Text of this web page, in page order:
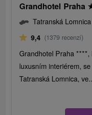
Grandhotel Praha
Tatranská Lomnica
9,4 (1379 recenzí)
Grandhotel Praha
luxusním interiérem,
Tatranská Lomnica,